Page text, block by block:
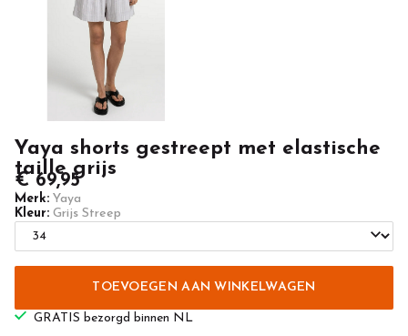
Newlands
Casuals
Yaya shorts gestreept met elastische
taille grijs
€ 69,95
Merk: Yaya
Kleur: Grijs Streep
TOEVOEGEN AAN WINKELWAGEN
GRATIS bezorgd binnen NL